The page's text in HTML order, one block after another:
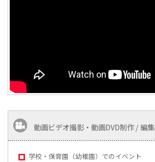
動画ビデオ撮影・動画DVD制作 / 編集
学校・保育園（幼稚園）でのイベント